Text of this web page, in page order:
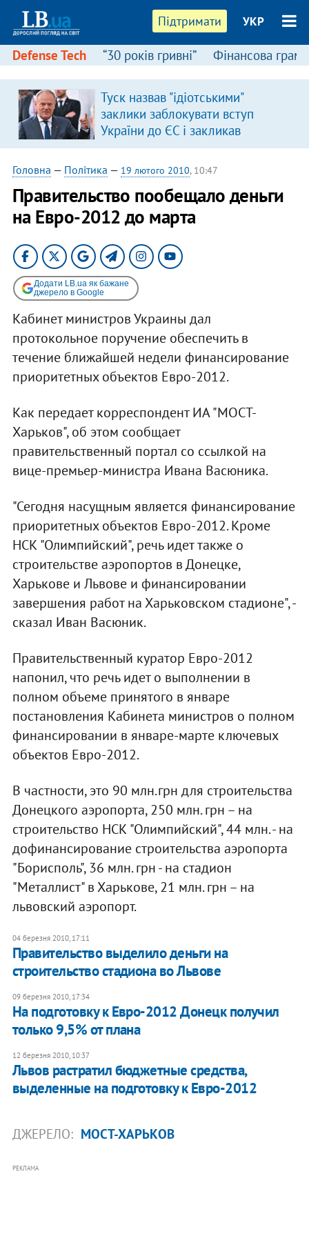
Підтримати УКР
Defense Tech “30 років гривні” Фінансова
Туск назвав "ідіотськими"
заклики заблокувати вступ
України до ЄС і закликав
припинити антиукраїнську
риторику
Головна — Політика — 19 лютого 2010, 10:47
Правительство пообещало деньги
на Евро-2012 до марта
Додати LB.ua як бажане
джерело в Google
Кабинет министров Украины дал
протокольное поручение обеспечить в
течение ближайшей недели финансирование
приоритетных объектов Евро-2012.
Как передает корреспондент ИА "МОСТ-
Харьков", об этом сообщает
правительственный портал со ссылкой на
вице-премьер-министра Ивана Васюника.
"Сегодня насущным является финансирование
приоритетных объектов Евро-2012. Кроме
НСК "Олимпийский", речь идет также о
строительстве аэропортов в Донецке,
Харькове и Львове и финансировании
завершения работ на Харьковском стадионе", -
сказал Иван Васюник.
Правительственный куратор Евро-2012
напонил, что речь идет о выполнении в
полном объеме принятого в январе
постановления Кабинета министров о полном
финансировании в январе-марте ключевых
объектов Евро-2012.
В частности, это 90 млн.грн для строительства
Донецкого аэропорта, 250 млн. грн – на
строительство НСК "Олимпийский", 44 млн. - на
дофинансирование строительства аэропорта
"Борисполь", 36 млн. грн - на стадион
"Металлист" в Харькове, 21 млн. грн – на
львовский аэропорт.
04 березня 2010, 17:11
Правительство выделило деньги на
строительство стадиона во Львове
09 березня 2010, 17:34
На подготовку к Евро-2012 Донецк получил
только 9,5% от плана
12 березня 2010, 10:37
Львов растратил бюджетные средства,
выделенные на подготовку к Евро-2012
ДЖЕРЕЛО: МОСТ-ХАРЬКОВ
РЕКЛАМА